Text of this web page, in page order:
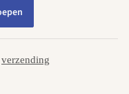
verzending